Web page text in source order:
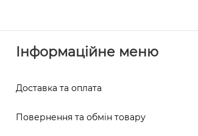
Інформаційне меню
Доставка та оплата
Повернення та обмін товару